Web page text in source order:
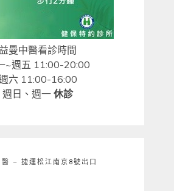
益曼中醫看診時間
~週五 11:00-20:00
六 11:00-16:00
週日、週一 休診
醫 – 捷運松江南京8號出口